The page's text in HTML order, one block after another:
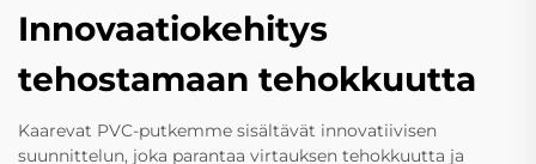
Innovaatiokehitys
tehostamaan tehokkuutta
Kaarevat PVC-putkemme sisältävät innovatiivisen
suunnittelun, joka parantaa virtauksen tehokkuutta ja